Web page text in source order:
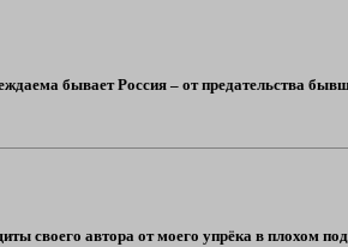
бывает Россия – от предательства
своего автора от моего упрёка в плохом